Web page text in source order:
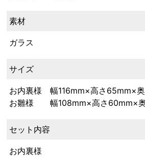
素材
ガラス
サイズ
お内裏様 幅116mm×高さ65mm×
お雛様 幅108mm×高さ60mm×奥
セット内容
お内裏様